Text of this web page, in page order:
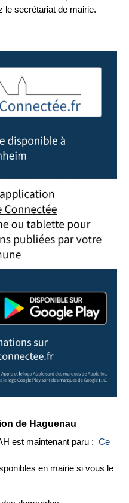
le secrétariat de mairie.
de Haguenau
est maintenant paru : Ce
en mairie si vous le